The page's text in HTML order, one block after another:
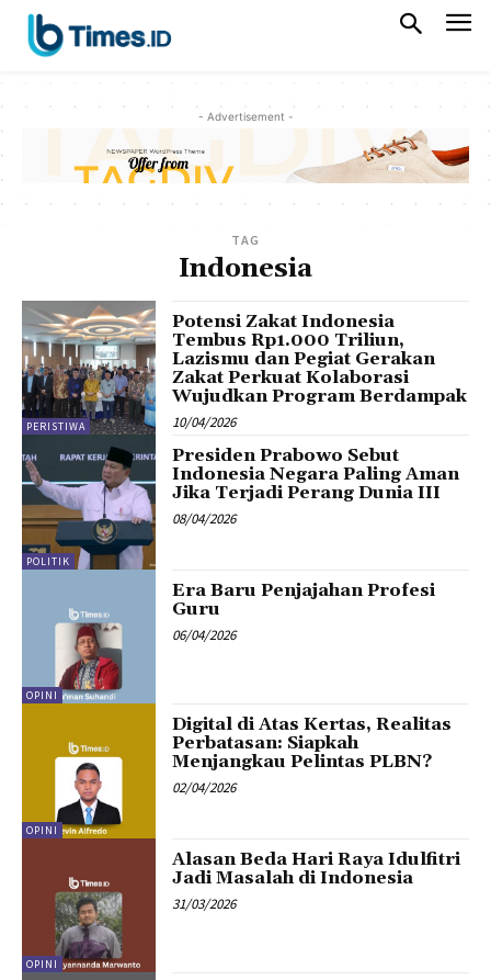
- Advertisement -
TAG
Indonesia
PERISTIWA
Potensi Zakat Indonesia
Tembus Rp1.000 Triliun,
Lazismu dan Pegiat Gerakan
Zakat Perkuat Kolaborasi
Wujudkan Program Berdampak
10/04/2026
POLITIK
Presiden Prabowo Sebut
Indonesia Negara Paling Aman
Jika Terjadi Perang Dunia III
08/04/2026
OPINI
Era Baru Penjajahan Profesi
Guru
06/04/2026
OPINI
Digital di Atas Kertas, Realitas
Perbatasan: Siapkah
Menjangkau Pelintas PLBN?
02/04/2026
OPINI
Alasan Beda Hari Raya Idulfitri
Jadi Masalah di Indonesia
31/03/2026